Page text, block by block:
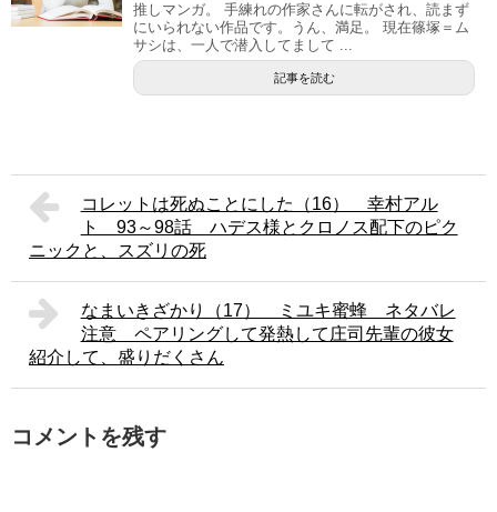
推しマンガ。 手練れの作家さんに転がされ、読まず
にいられない作品です。うん、満足。 現在篠塚＝ム
サシは、一人で潜入してまして ...
記事を読む
コレットは死ぬことにした（16） 幸村アル
ト 93～98話 ハデス様とクロノス配下のピク
ニックと、スズリの死
なまいきざかり（17） ミユキ蜜蜂 ネタバレ
注意 ペアリングして発熱して庄司先輩の彼女
紹介して、盛りだくさん
コメントを残す